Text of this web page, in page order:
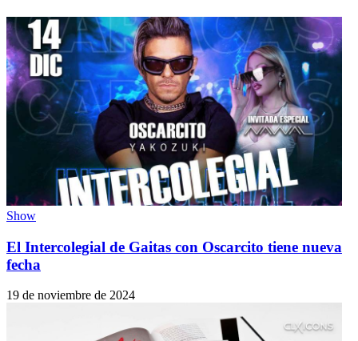
Show
El Intercolegial de Gaitas con Oscarcito tiene nueva
fecha
19 de noviembre de 2024